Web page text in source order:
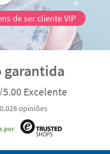
de ser cliente VIP
garantida
Excelente
opiniões
por